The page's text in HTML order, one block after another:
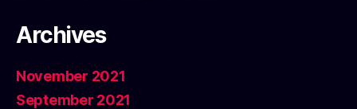
Archives
November 2021
September 2021